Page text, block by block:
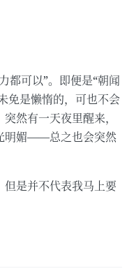
都可以”。即便是“朝闻
免是懒惰的，可也不会
然有一天夜里醒来，
明媚——总之也会突然
是并不代表我马上要